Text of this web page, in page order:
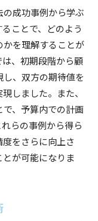
成功事例から学ぶ
ことで、どのよう
を理解することが
、初期段階から顧
、双方の期待値を
しました。また、
、予算内での計画
らの事例から得ら
をさらに向上さ
が可能になりま